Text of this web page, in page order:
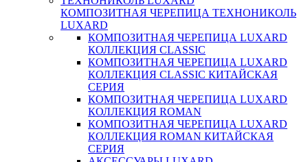
КОМПОЗИТНАЯ ЧЕРЕПИЦА ТЕХНОНИКОЛЬ
LUXARD
КОМПОЗИТНАЯ ЧЕРЕПИЦА LUXARD
КОЛЛЕКЦИЯ CLASSIC
КОМПОЗИТНАЯ ЧЕРЕПИЦА LUXARD
КОЛЛЕКЦИЯ CLASSIC КИТАЙСКАЯ
СЕРИЯ
КОМПОЗИТНАЯ ЧЕРЕПИЦА LUXARD
КОЛЛЕКЦИЯ ROMAN
КОМПОЗИТНАЯ ЧЕРЕПИЦА LUXARD
КОЛЛЕКЦИЯ ROMAN КИТАЙСКАЯ
СЕРИЯ